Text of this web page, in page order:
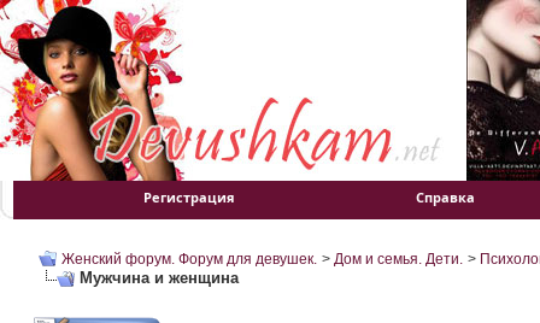
Регистрация Справка
Женский форум. Форум для девушек. > Дом и семья. Дети. >
Мужчина и женщина